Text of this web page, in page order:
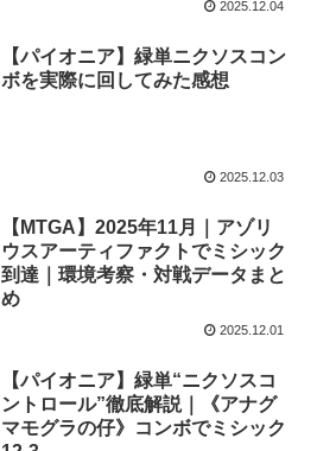
2025.12.04
【パイオニア】緑単ニクソスコン
ボを実際に回してみた感想
2025.12.03
【MTGA】2025年11月｜アゾリ
ウスアーティファクトでミシック
到達｜環境考察・対戦データまと
め
2025.12.01
【パイオニア】緑単“ニクソスコ
ントロール”徹底解説｜《アナグ
マモグラの仔》コンボでミシック